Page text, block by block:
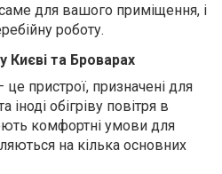
для вашого приміщення, і
роботу.
Києві та Броварах
пристрої, призначені для
обігріву повітря в
комфортні умови для
на кілька основних